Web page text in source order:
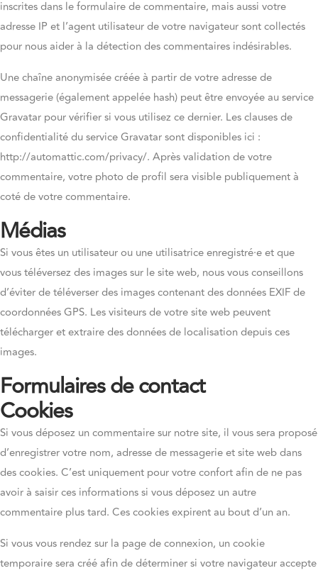
inscrites dans le formulaire de commentaire, mais aussi votre
adresse IP et l’agent utilisateur de votre navigateur sont collectés
pour nous aider à la détection des commentaires indésirables.
Une chaîne anonymisée créée à partir de votre adresse de
messagerie (également appelée hash) peut être envoyée au service
Gravatar pour vérifier si vous utilisez ce dernier. Les clauses de
confidentialité du service Gravatar sont disponibles ici :
http://automattic.com/privacy/. Après validation de votre
commentaire, votre photo de profil sera visible publiquement à
coté de votre commentaire.
Médias
Si vous êtes un utilisateur ou une utilisatrice enregistré·e et que
vous téléversez des images sur le site web, nous vous conseillons
d’éviter de téléverser des images contenant des données EXIF de
coordonnées GPS. Les visiteurs de votre site web peuvent
télécharger et extraire des données de localisation depuis ces
images.
Formulaires de contact
Cookies
Si vous déposez un commentaire sur notre site, il vous sera proposé
d’enregistrer votre nom, adresse de messagerie et site web dans
des cookies. C’est uniquement pour votre confort afin de ne pas
avoir à saisir ces informations si vous déposez un autre
commentaire plus tard. Ces cookies expirent au bout d’un an.
Si vous vous rendez sur la page de connexion, un cookie
temporaire sera créé afin de déterminer si votre navigateur accepte